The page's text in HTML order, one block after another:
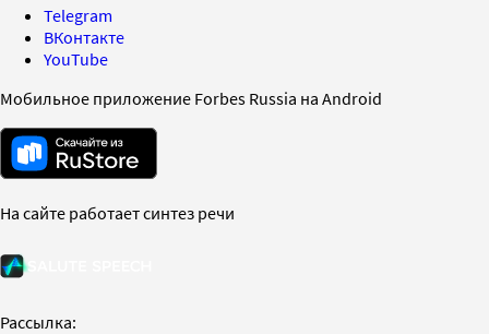
Telegram
ВКонтакте
YouTube
Мобильное приложение Forbes Russia на Android
На сайте работает синтез речи
Рассылка: